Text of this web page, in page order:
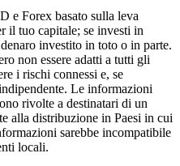
e Forex basato sulla leva
il tuo capitale; se investi in
investito in toto o in parte.
non essere adatti a tutti gli
i rischi connessi e, se
Le informazioni
rivolte a destinatari di un
alla distribuzione in Paesi in cui
sarebbe incompatibile
locali.